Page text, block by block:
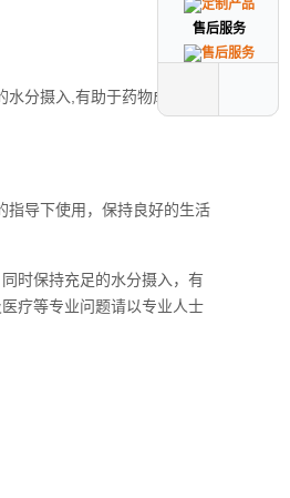
分摄入,有助于药物成分的
指导下使用，保持良好的生活
时保持充足的水分摄入，有
疗等专业问题请以专业人士
售后服务
售后服务